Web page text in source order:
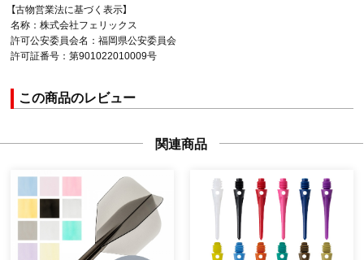
【古物営業法に基づく表示】
名称：株式会社フェリックス
許可公安委員会名：福岡県公安委員会
許可証番号：第901022010009号
この商品のレビュー
関連商品